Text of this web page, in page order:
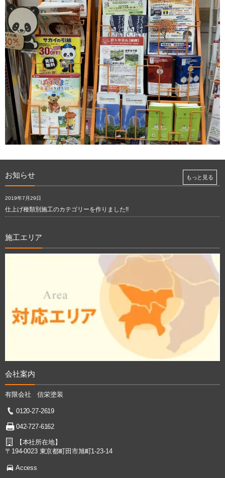
お知らせ
2019年7月29日
仕上げ種類別施工のカテゴリーを作りました!!
もっと見る
施工エリア
会社案内
有限会社 信栄塗装
0120-27-2619
042-727-6162
【本社所在地】
〒194-0023 東京都町田市旭町1-23-14
Access